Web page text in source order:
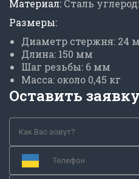
Материал: Сталь
Размеры:
Диаметр стержня: 24
Длина: 150 мм
Шаг резьбы: 6 мм
Масса: около 0,45 кг
Оставить заявку